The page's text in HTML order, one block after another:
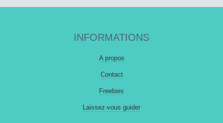
INFORMATIONS
A propos
Contact
Freebies
Laissez-vous guider